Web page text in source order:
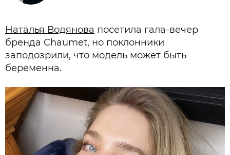
Наталья Водянова посетила гала-вечер
бренда Chaumet, но поклонники
заподозрили, что модель может быть
беременна.